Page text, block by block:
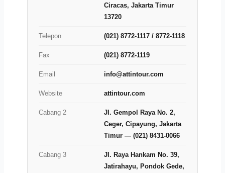
Ciracas, Jakarta Timur
13720
Telepon (021) 8772-1117 / 8772-1118
Fax (021) 8772-1119
Email info@attintour.com
Website attintour.com
Cabang 2
Jl. Gempol Raya No. 2,
Ceger, Cipayung, Jakarta
Timur — (021) 8431-0066
Cabang 3
Jl. Raya Hankam No. 39,
Jatirahayu, Pondok Gede,